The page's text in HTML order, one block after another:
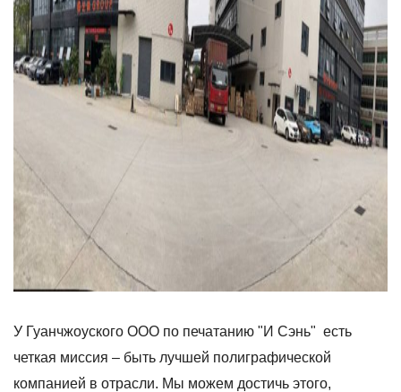
У Гуанчжоуского ООО по печатанию "И Сэнь" есть
четкая миссия – быть лучшей полиграфической
компанией в отрасли. Мы можем достичь этого,